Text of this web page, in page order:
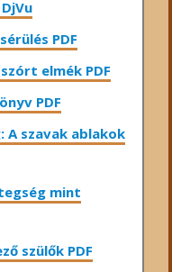
PDF
elmék PDF
PDF
A szavak ablakok
mint
szülők PDF